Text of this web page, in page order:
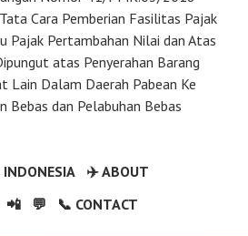
Cara Pemberian Fasilitas Pajak
Pajak Pertambahan Nilai dan Atas
atas Penyerahan Barang
Lain Dalam Daerah Pabean Ke
Bebas dan Pelabuhan Bebas
INDONESIA
✈️ ABOUT
📲 💬 📞 CONTACT